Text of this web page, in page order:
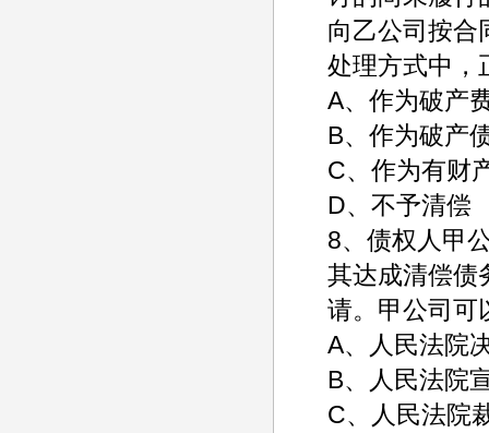
向乙公司按合
处理方式中，
A、作为破产
B、作为破产
C、作为有财
D、不予清偿
8、债权人甲
其达成清偿债
请。甲公司可
A、人民法
B、人民法院
C、人民法院